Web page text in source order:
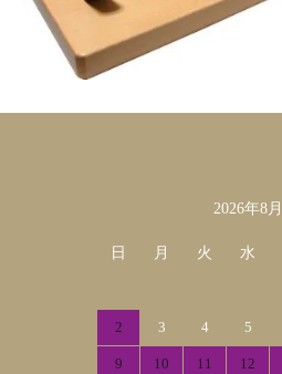
2026年8月
日 月 火 水
2 3 4 5
9 10 11 12